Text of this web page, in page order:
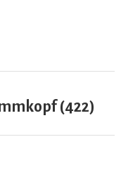
die
(465)(422)